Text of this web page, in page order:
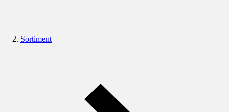
Sortiment